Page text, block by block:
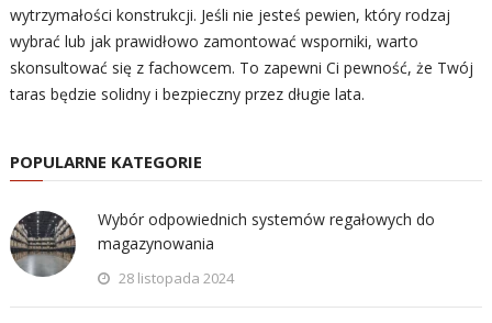
wytrzymałości konstrukcji. Jeśli nie jesteś pewien, który rodzaj
wybrać lub jak prawidłowo zamontować wsporniki, warto
skonsultować się z fachowcem. To zapewni Ci pewność, że Twój
taras będzie solidny i bezpieczny przez długie lata.
POPULARNE KATEGORIE
Wybór odpowiednich systemów regałowych do
magazynowania
28 listopada 2024